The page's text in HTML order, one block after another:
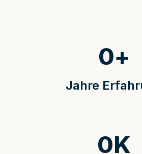
Jahre
0+
0K